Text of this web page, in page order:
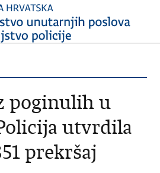
poginulih u
utvrdila
prekršaj